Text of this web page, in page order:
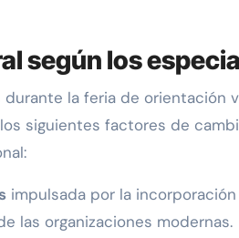
según los
la feria de orientación
siguientes factores de
impulsada por la
las organizaciones modernas.